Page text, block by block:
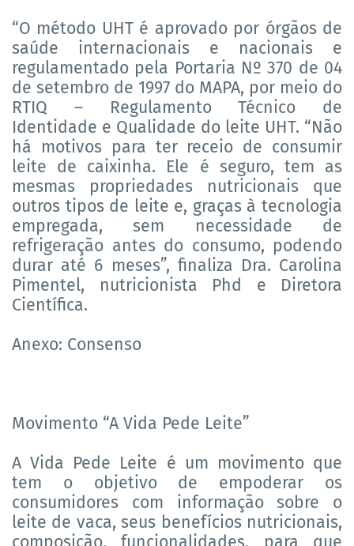
“O método UHT é aprovado por órgãos de
saúde internacionais e nacionais e
regulamentado pela Portaria Nº 370 de 04
de setembro de 1997 do MAPA, por meio do
RTIQ – Regulamento Técnico de
Identidade e Qualidade do leite UHT. “Não
há motivos para ter receio de consumir
leite de caixinha. Ele é seguro, tem as
mesmas propriedades nutricionais que
outros tipos de leite e, graças à tecnologia
empregada, sem necessidade de
refrigeração antes do consumo, podendo
durar até 6 meses”, finaliza Dra. Carolina
Pimentel, nutricionista Phd e Diretora
Científica.
Anexo: Consenso
Movimento “A Vida Pede Leite”
A Vida Pede Leite é um movimento que
tem o objetivo de empoderar os
consumidores com informação sobre o
leite de vaca, seus benefícios nutricionais,
composição, funcionalidades, para que